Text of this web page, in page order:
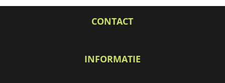
CONTACT
INFORMATIE